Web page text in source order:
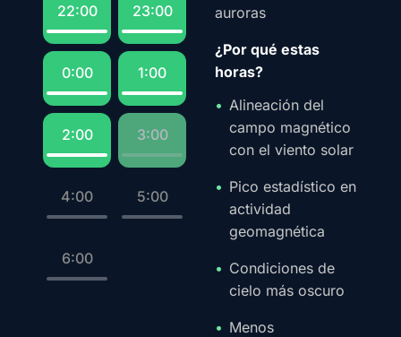
22:00 23:00
0:00 1:00
2:00 3:00
4:00 5:00
6:00
auroras
¿Por qué estas
horas?
Alineación del
campo magnético
con el viento solar
Pico estadístico en
actividad
geomagnética
Condiciones de
cielo más oscuro
Menos